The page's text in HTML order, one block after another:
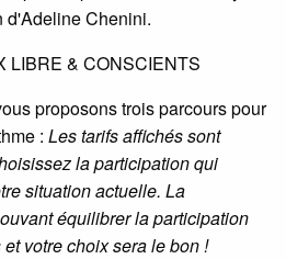
d'Adeline Chenini.
LIBRE & CONSCIENTS
proposons trois parcours pour
: Les tarifs affichés sont
la participation qui
situation actuelle. La
équilibrer la participation
votre choix sera le bon !